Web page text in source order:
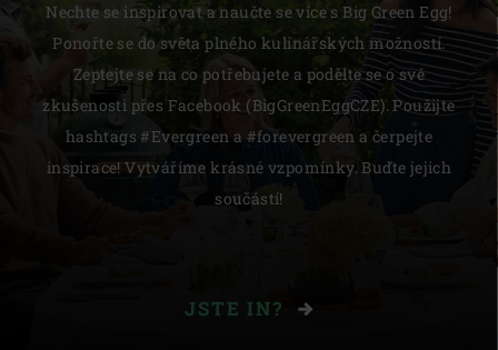
Nechte se inspirovat a naučte se více s Big Green Egg!
Ponořte se do světa plného kulinářských možností.
Zeptejte se na co potřebujete a podělte se o své
zkušenosti přes Facebook (BigGreenEggCZE). Použijte
hashtags #Evergreen a #forevergreen a čerpejte
inspirace! Vytváříme krásné vzpomínky. Buďte jejich
součástí!
JSTE IN?